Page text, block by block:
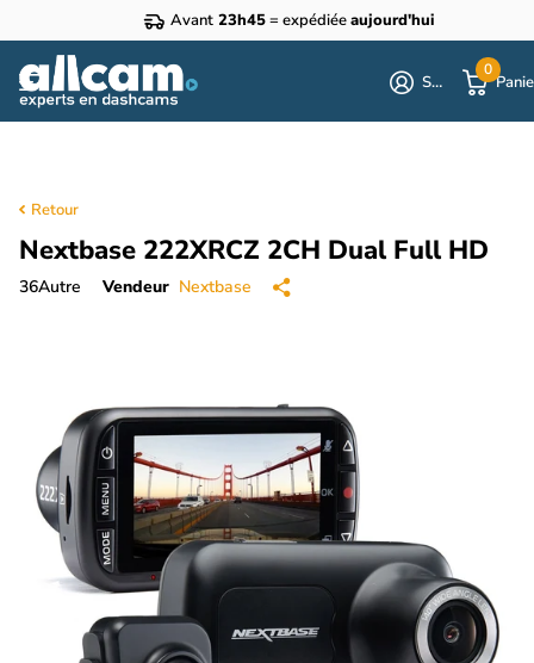
Avant 23h45= expédiéeaujourd'hui
S'identifier
0
Retour
Nextbase 222XRCZ 2CH Dual Full HD
36Autre Vendeur Nextbase